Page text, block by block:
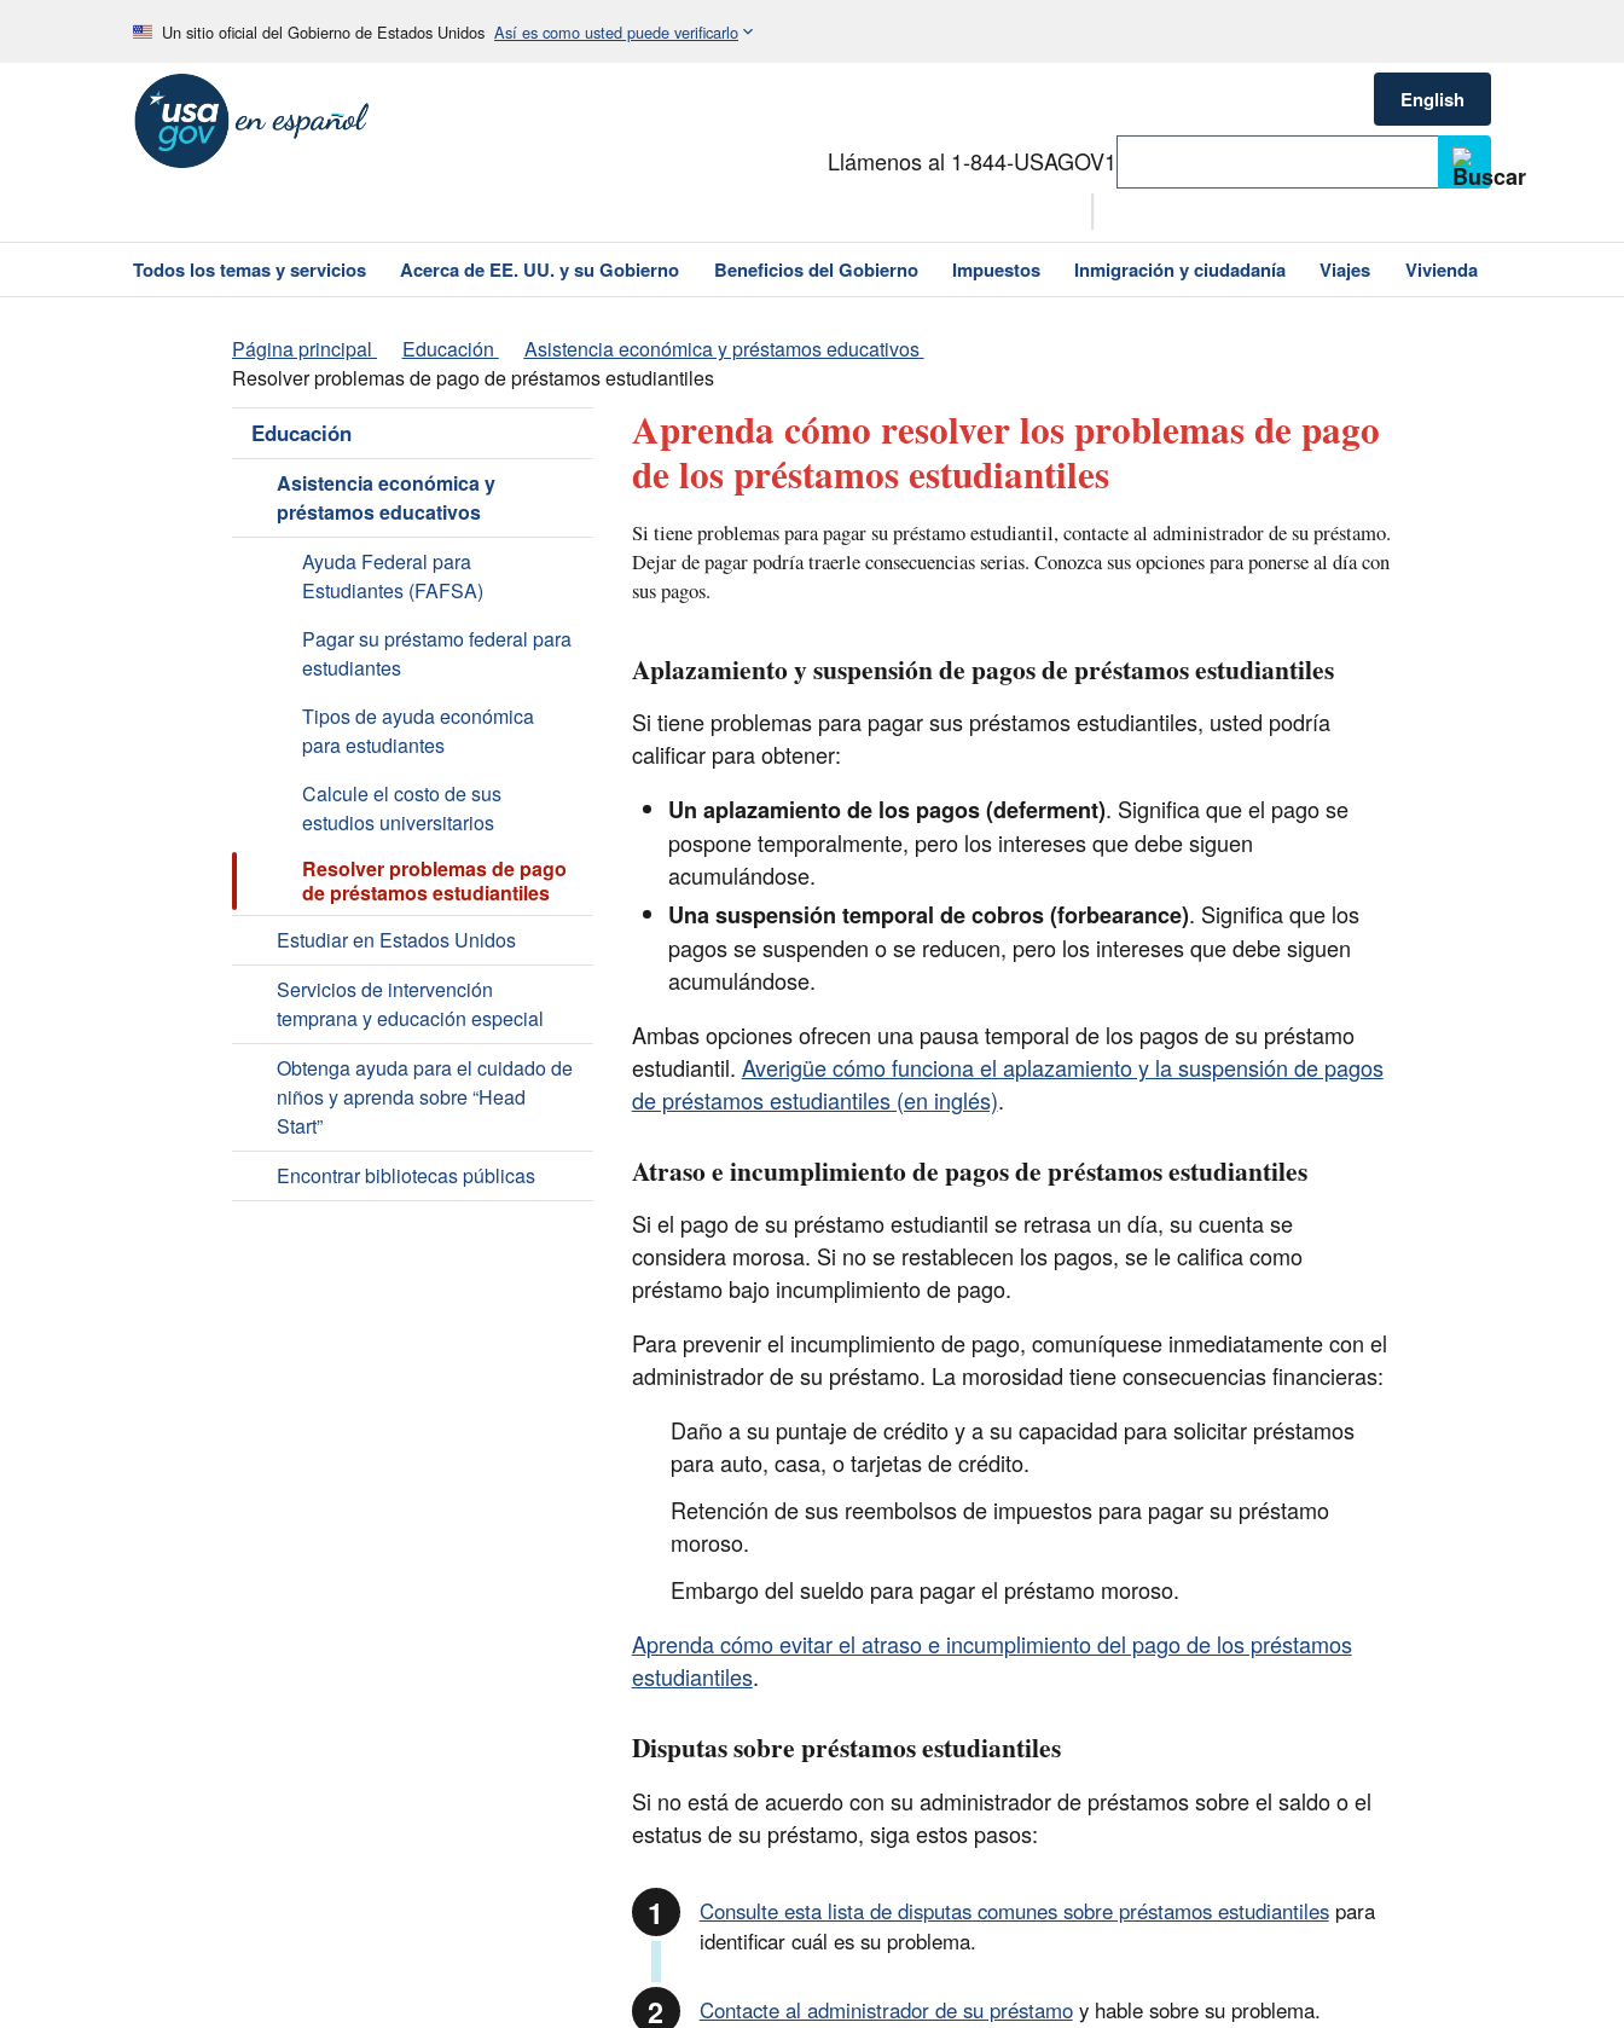
Un sitio oficial del Gobierno de Estados Unidos Así es como usted puede verificarlo
English
Llámenos al 1-844-USAGOV1
Todos los temas y servicios Acerca de EE. UU. y su Gobierno Beneficios del Gobierno Impuestos Inmigración y ciudadanía Viajes Vivienda
Página principal Educación
Asistencia económica y préstamos educativos
Resolver problemas de pago de préstamos estudiantiles
Educación
Asistencia económica y
préstamos educativos
Ayuda Federal para
Estudiantes (FAFSA)
Pagar su préstamo federal para
estudiantes
Tipos de ayuda económica
para estudiantes
Calcule el costo de sus
estudios universitarios
Resolver problemas de pago
de préstamos estudiantiles
Estudiar en Estados Unidos
Servicios de intervención
temprana y educación especial
Obtenga ayuda para el cuidado de
niños y aprenda sobre “Head
Start”
Encontrar bibliotecas públicas
Aprenda cómo resolver los problemas de pago
de los préstamos estudiantiles
Si tiene problemas para pagar su préstamo estudiantil, contacte al administrador de su préstamo.
Dejar de pagar podría traerle consecuencias serias. Conozca sus opciones para ponerse al día con
sus pagos.
Aplazamiento y suspensión de pagos de préstamos estudiantiles
Si tiene problemas para pagar sus préstamos estudiantiles, usted podría
calificar para obtener:
Un aplazamiento de los pagos (deferment). Significa que el pago se
pospone temporalmente, pero los intereses que debe siguen
acumulándose.
Una suspensión temporal de cobros (forbearance). Significa que los
pagos se suspenden o se reducen, pero los intereses que debe siguen
acumulándose.
Ambas opciones ofrecen una pausa temporal de los pagos de su préstamo
estudiantil. Averigüe cómo funciona el aplazamiento y la suspensión de pagos
de préstamos estudiantiles (en inglés).
Atraso e incumplimiento de pagos de préstamos estudiantiles
Si el pago de su préstamo estudiantil se retrasa un día, su cuenta se
considera morosa. Si no se restablecen los pagos, se le califica como
préstamo bajo incumplimiento de pago.
Para prevenir el incumplimiento de pago, comuníquese inmediatamente con el
administrador de su préstamo. La morosidad tiene consecuencias financieras:
Daño a su puntaje de crédito y a su capacidad para solicitar préstamos
para auto, casa, o tarjetas de crédito.
Retención de sus reembolsos de impuestos para pagar su préstamo
moroso.
Embargo del sueldo para pagar el préstamo moroso.
Aprenda cómo evitar el atraso e incumplimiento del pago de los préstamos
estudiantiles.
Disputas sobre préstamos estudiantiles
Si no está de acuerdo con su administrador de préstamos sobre el saldo o el
estatus de su préstamo, siga estos pasos:
Consulte esta lista de disputas comunes sobre préstamos estudiantilespara
identificar cuál es su problema.
Contacte al administrador de su préstamoy hable sobre su problema.